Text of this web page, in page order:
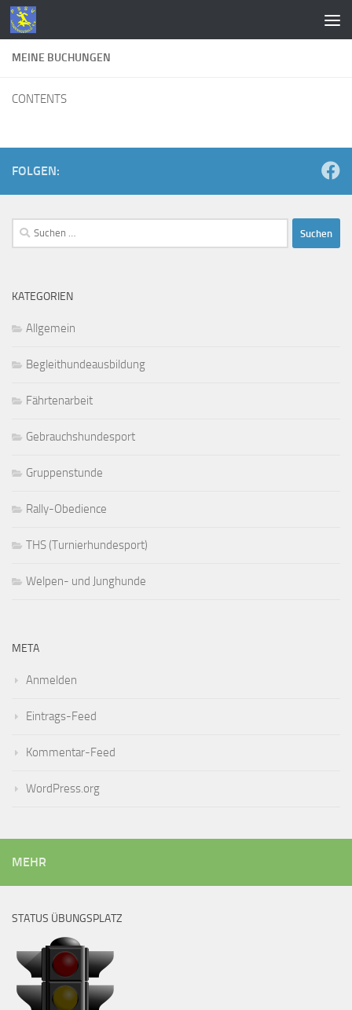
Zum Inhalt springen
MEINE BUCHUNGEN
CONTENTS
FOLGEN:
Suchen
nach:
KATEGORIEN
Allgemein
Begleithundeausbildung
Fährtenarbeit
Gebrauchshundesport
Gruppenstunde
Rally-Obedience
THS (Turnierhundesport)
Welpen- und Junghunde
META
Anmelden
Eintrags-Feed
Kommentar-Feed
WordPress.org
MEHR
STATUS ÜBUNGSPLATZ